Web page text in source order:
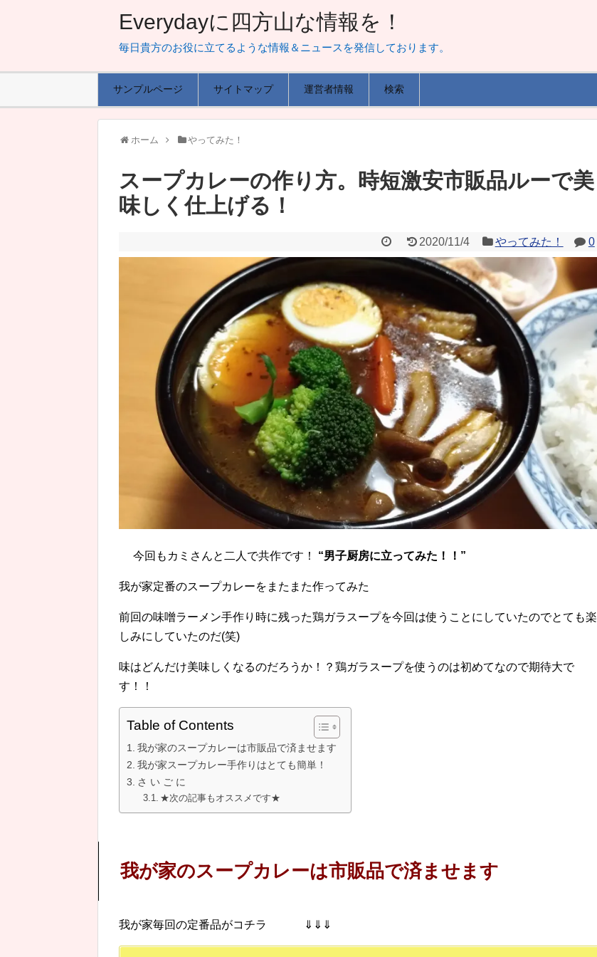
Everydayに四方山な情報を！
毎日貴方のお役に立てるような情報＆ニュースを発信しております。
サンプルページ サイトマップ 運営者情報 検索
ホーム やってみた！
スープカレーの作り方。時短激安市販品ルーで美
味しく仕上げる！
2020/11/4 やってみた！ 0
今回もカミさんと二人で共作です！ “男子厨房に立ってみた！！”
我が家定番のスープカレーをまたまた作ってみた
前回の味噌ラーメン手作り時に残った鶏ガラスープを今回は使うことにしていたのでとても楽
しみにしていたのだ(笑)
味はどんだけ美味しくなるのだろうか！？鶏ガラスープを使うのは初めてなので期待大で
す！！
Table of Contents
我が家のスープカレーは市販品で済ませます
我が家スープカレー手作りはとても簡単！
さ い ご に
★次の記事もオススメです★
我が家のスープカレーは市販品で済ませます
我が家毎回の定番品がコチラ ⇓⇓⇓